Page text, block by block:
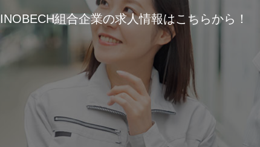
INOBECH組合企業の求人情報はこちらから！